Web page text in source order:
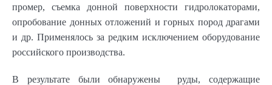
промер, съемка донной поверхности гидролокаторами,
опробование донных отложений и горных пород драгами
и др. Применялось за редким исключением оборудование
российского производства.
В результате были обнаружены руды, содержащие